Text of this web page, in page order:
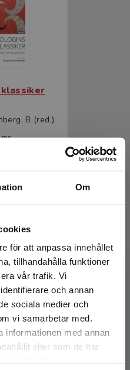
Om
för att anpassa innehållet
tillhandahålla funktioner
vår trafik. Vi
och annan
sociala medier och
vi samarbetar med.
informationen med annan
eller som de har
enhet utanför Sverige.
B (red.)
B (red.)
kr